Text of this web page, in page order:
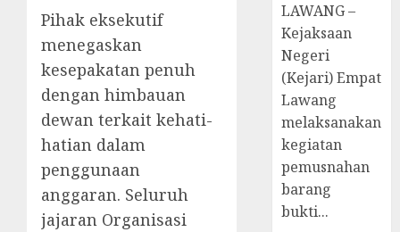
Pihak eksekutif
menegaskan
kesepakatan penuh
dengan himbauan
dewan terkait kehati-
hatian dalam
penggunaan
anggaran. Seluruh
jajaran Organisasi
LAWANG –
Kejaksaan
Negeri
(Kejari) Empat
Lawang
melaksanakan
kegiatan
pemusnahan
barang
bukti...